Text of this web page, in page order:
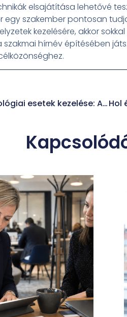
elsajátítása lehetővé
egy szakember pontosan
kezelésére, akkor
szakmai hírnév építésében
Nem szokványos pszichológiai esetek kezelése: Amikor különleges szakmai felkészültségre van szükség